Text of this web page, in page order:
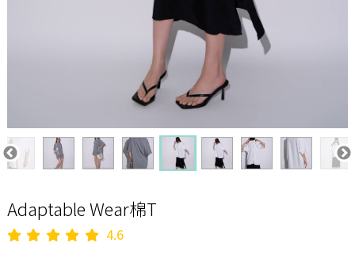
Adaptable Wear棉T
4.6